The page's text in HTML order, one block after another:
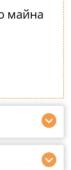
майна